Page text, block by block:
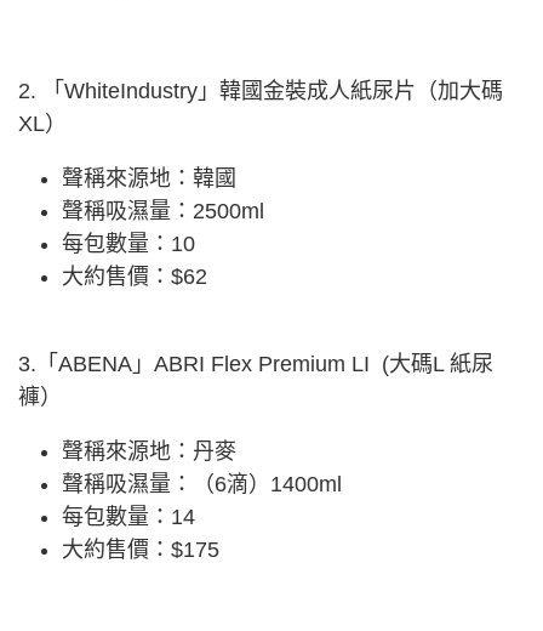
2. 「WhiteIndustry」韓國金裝成人紙尿片（加大碼
XL）
聲稱來源地：韓國
聲稱吸濕量：2500ml
每包數量：10
大約售價：$62
3.「ABENA」ABRI Flex Premium LI (大碼L 紙尿
褲）
聲稱來源地：丹麥
聲稱吸濕量：（6滴）1400ml
每包數量：14
大約售價：$175